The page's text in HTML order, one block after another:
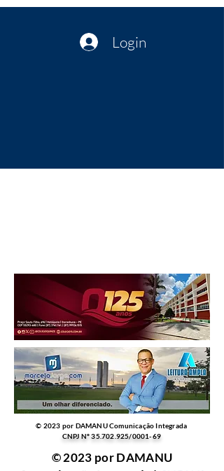
Login
© 2023 por DAMANU Comunicação Integrada
CNPJ Nº35.702.925/0001-69
© 2023 por DAMANU